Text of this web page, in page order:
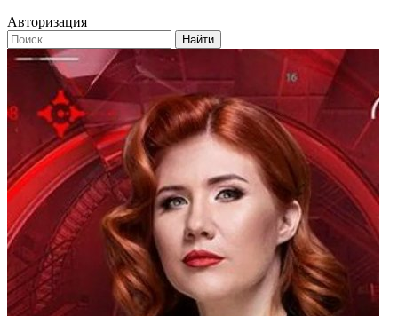
Авторизация
Найти